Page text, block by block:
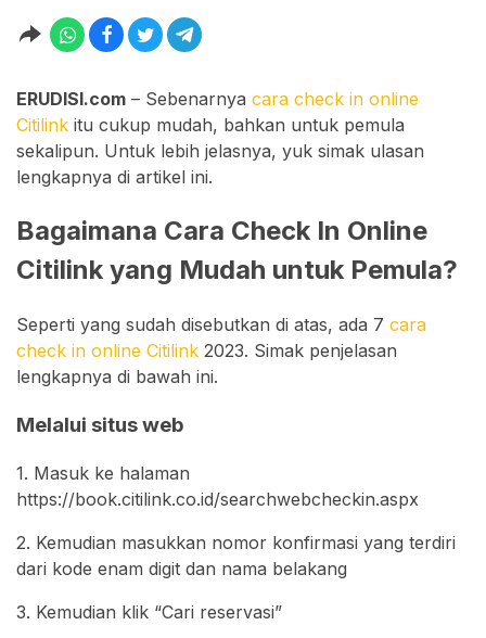
ERUDISI.com – Sebenarnya cara check in online
Citilink itu cukup mudah, bahkan untuk pemula
sekalipun. Untuk lebih jelasnya, yuk simak ulasan
lengkapnya di artikel ini.
Bagaimana Cara Check In Online
Citilink yang Mudah untuk Pemula?
Seperti yang sudah disebutkan di atas, ada 7 cara
check in online Citilink 2023. Simak penjelasan
lengkapnya di bawah ini.
Melalui situs web
1. Masuk ke halaman
https://book.citilink.co.id/searchwebcheckin.aspx
2. Kemudian masukkan nomor konfirmasi yang terdiri
dari kode enam digit dan nama belakang
3. Kemudian klik “Cari reservasi”